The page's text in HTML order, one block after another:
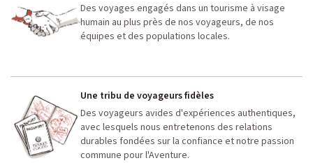
Des voyages engagés dans un tourisme à visage
humain au plus près de nos voyageurs, de nos
équipes et des populations locales.
Une tribu de voyageurs fidèles
Des voyageurs avides d'expériences authentiques,
avec lesquels nous entretenons des relations
durables fondées sur la confiance et notre passion
commune pour l'Aventure.